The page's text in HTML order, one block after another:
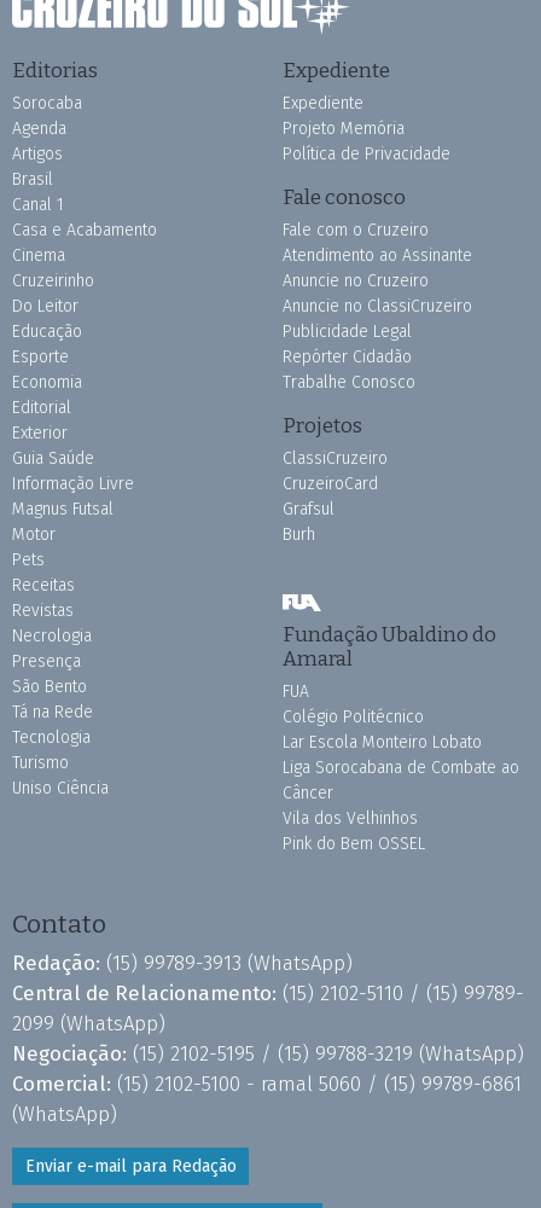
Editorias
Sorocaba
Agenda
Artigos
Brasil
Canal 1
Casa e Acabamento
Cinema
Cruzeirinho
Do Leitor
Educação
Esporte
Economia
Editorial
Exterior
Guia Saúde
Informação Livre
Magnus Futsal
Motor
Pets
Receitas
Revistas
Necrologia
Presença
São Bento
Tá na Rede
Tecnologia
Turismo
Uniso Ciência
Expediente
Expediente
Projeto Memória
Política de Privacidade
Fale conosco
Fale com o Cruzeiro
Atendimento ao Assinante
Anuncie no Cruzeiro
Anuncie no ClassiCruzeiro
Publicidade Legal
Repórter Cidadão
Trabalhe Conosco
Projetos
ClassiCruzeiro
CruzeiroCard
Grafsul
Burh
Fundação Ubaldino do
Amaral
FUA
Colégio Politécnico
Lar Escola Monteiro Lobato
Liga Sorocabana de Combate ao
Câncer
Vila dos Velhinhos
Pink do Bem OSSEL
Contato
Redação: (15) 99789-3913 (WhatsApp)
Central de Relacionamento: (15) 2102-5110 / (15) 99789-
2099 (WhatsApp)
Negociação: (15) 2102-5195 / (15) 99788-3219 (WhatsApp)
Comercial: (15) 2102-5100 - ramal 5060 / (15) 99789-6861
(WhatsApp)
Enviar e-mail para Redação